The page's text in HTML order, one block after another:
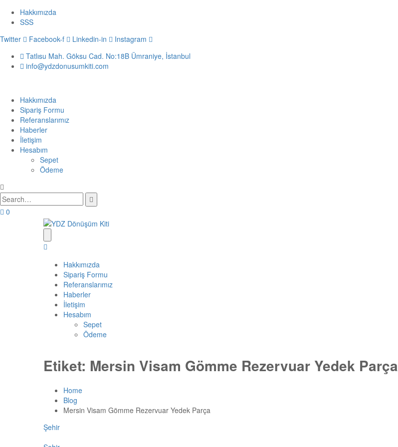
Hakkımızda
SSS
Twitter
Facebook-f Linkedin-in
Instagram
Tatlısu Mah. Göksu Cad. No:18B Ümraniye, İstanbul
info@ydzdonusumkiti.com
Hakkımızda
Sipariş Formu
Referanslarımız
Haberler
İletişim
Hesabım
Sepet
Ödeme
0
Hakkımızda
Sipariş Formu
Referanslarımız
Haberler
İletişim
Hesabım
Sepet
Ödeme
Etiket: Mersin Visam Gömme Rezervuar Yedek Parça
Home
Blog
Mersin Visam Gömme Rezervuar Yedek Parça
Şehir